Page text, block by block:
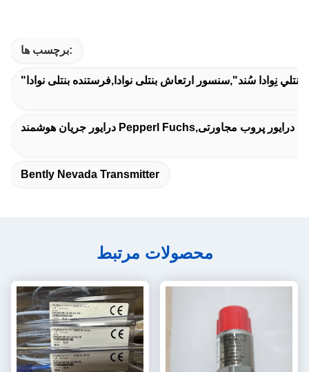
برچسب ها:
"بنتلي نِوادا سُند",سنسور ارتعاش بنتلی نوادا,فرستنده بنتلی نوادا
Bently Nevada Transmitter
محصولات مرتبط